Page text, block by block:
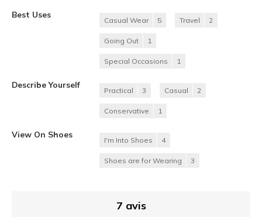
Best Uses
Casual Wear 5 Travel 2
Going Out 1
Special Occasions 1
Describe Yourself
Practical 3 Casual 2
Conservative 1
View On Shoes
I'm Into Shoes 4
Shoes are for Wearing 3
7 avis